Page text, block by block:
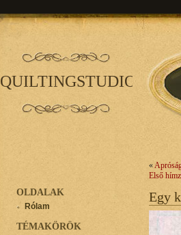
QUILTINGSTUDIO
«
Első
Egy
OLDALAK
Rólam
TÉMAKÖRÖK